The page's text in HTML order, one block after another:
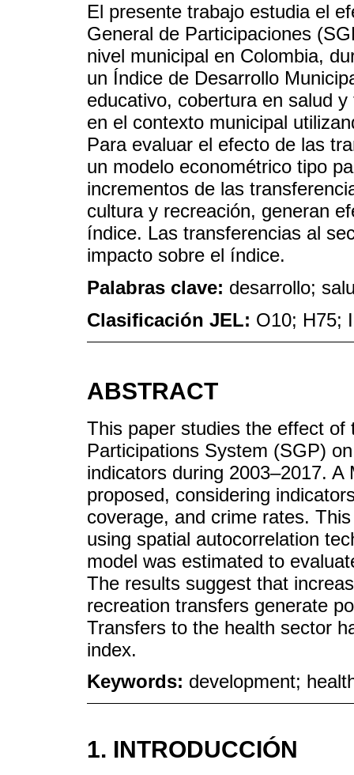
El presente trabajo estudia el
General de Participaciones
nivel municipal en Colombia,
un Índice de Desarrollo
educativo, cobertura en salud
en el contexto municipal
Para evaluar el efecto de las
un modelo econométrico tipo
incrementos de las
cultura y recreación, generan
índice. Las transferencias al
impacto sobre el índice.
Palabras clave: desarrollo;
Clasificación JEL: O10; H75;
ABSTRACT
This paper studies the effect
Participations System (SGP)
indicators during 2003‒2017.
proposed, considering
coverage, and crime rates.
using spatial autocorrelation
model was estimated to
The results suggest that
recreation transfers generate
Transfers to the health sector
index.
Keywords: development;
1. INTRODUCCIÓN